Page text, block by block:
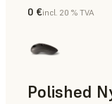
Poudre SLS
0 €incl. 20 % TVA
Polished